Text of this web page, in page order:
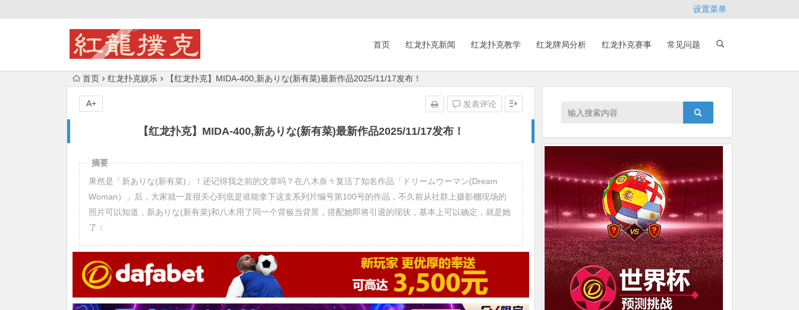
设置菜单
首页 红龙扑克新闻 红龙扑克教学 红龙牌局分析 红龙扑克赛事 常见问题
首页 红龙扑克娱乐 【红龙扑克】MIDA-400,新ありな(新有菜)最新作品2025/11/17发布！
【红龙扑克】MIDA-400,新ありな(新有菜)最新作品2025/11/17发布！
发表评论
A+
摘要
果然是「新ありな(新有菜)」！还记得我之前的文章吗？在八木奈々复活了知名作品「ドリームウーマン(Dream
Woman）」后，大家就一直很关心到底是谁能拿下这支系列片编号第100号的作品，不久前从社群上摄影棚现场的
照片可以知道，新ありな(新有菜)和八木用了同一个背板当背景，搭配她即将引退的现状，基本上可以确定，就是她
了：